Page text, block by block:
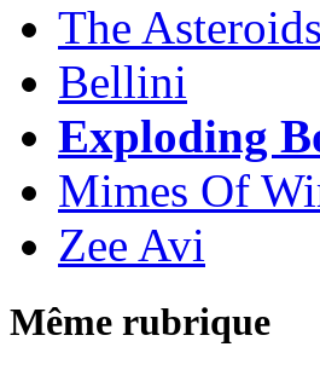
The
Bellini
Exploding
Mimes Of
Zee Avi
Même rubrique